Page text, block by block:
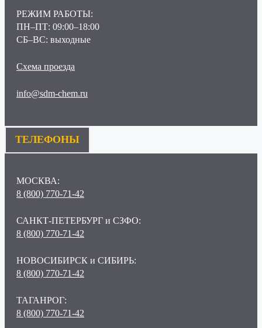
РЕЖИМ РАБОТЫ:
ПН–ПТ: 09:00–18:00
СБ–ВС: выходные
Схема проезда
info@sdm-chem.ru
ТЕЛЕФОНЫ
МОСКВА:
8 (800) 770-71-42
САНКТ-ПЕТЕРБУРГ и СЗФО:
8 (800) 770-71-42
НОВОСИБИРСК и СИБИРЬ:
8 (800) 770-71-42
ТАГАНРОГ:
8 (800) 770-71-42